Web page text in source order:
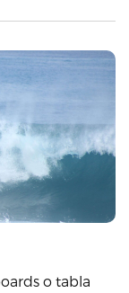
o tabla